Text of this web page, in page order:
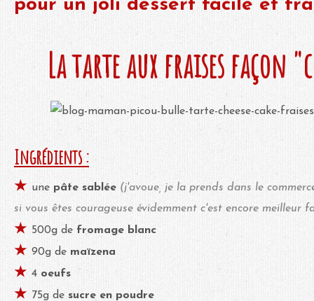
pour un joli dessert facile et
La tarte aux fraises façon
Ingrédients :
★ une pâte sablée (j'avoue, je la prends dans le
si vous êtes courageuse évidemment c'est encore meilleur
★ 500g de fromage blanc
★ 90g de maïzena
★ 4 oeufs
★ 75g de sucre en poudre